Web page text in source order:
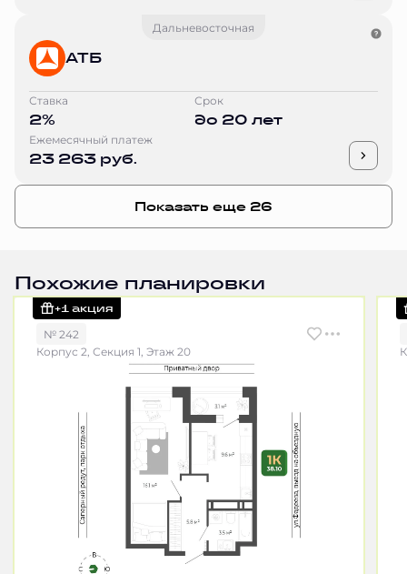
Дальневосточная
АТБ
Ставка
2%
Срок
до 20 лет
Ежемесячный платеж
23 263 руб.
Показать еще 26
Похожие планировки
+1 акция
№ 242
Корпус 2, Секция 1, Этаж 20